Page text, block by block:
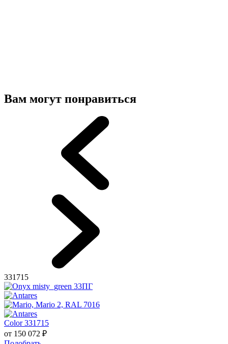
Вам могут понравиться
331715
Color 331715
от 150 072 ₽